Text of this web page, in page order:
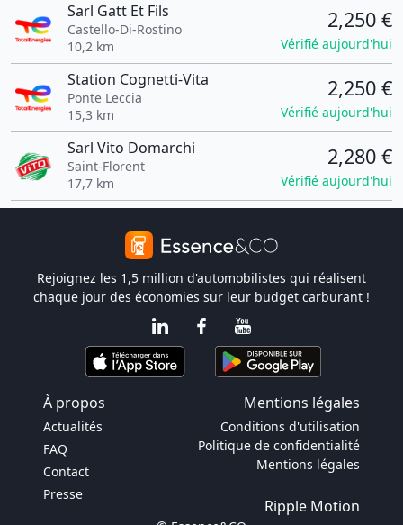
Sarl Gatt Et Fils
Castello-Di-Rostino
10,2 km
2,250 €
Vérifié aujourd'hui
Station Cognetti-Vita
Ponte Leccia
15,3 km
2,250 €
Vérifié aujourd'hui
Sarl Vito Domarchi
Saint-Florent
17,7 km
2,280 €
Vérifié aujourd'hui
Rejoignez les 1,5 million d'automobilistes qui réalisent
chaque jour des économies sur leur budget carburant !
À propos Mentions légales
Actualités
FAQ
Contact
Presse
Conditions d'utilisation
Politique de confidentialité
Mentions légales
Ripple Motion